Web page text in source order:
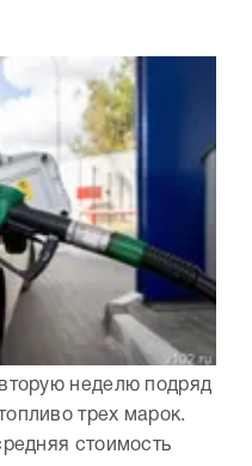
неделю подряд
трех марок.
стоимость